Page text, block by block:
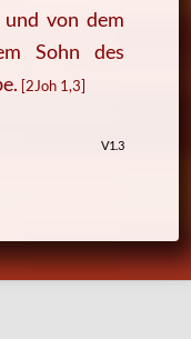
von dem
Sohn des
[2Joh 1,3]
V1.3